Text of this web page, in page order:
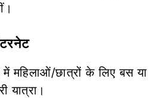
में महिलाओं/छात्रों के लिए बस या
यात्रा।